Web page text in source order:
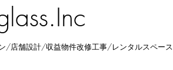
/店舗設計/収益物件改修工事/レンタルスペース